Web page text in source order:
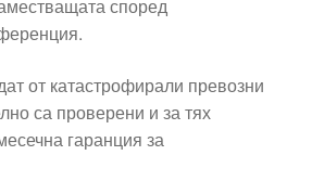
според
от катастрофирали превозни
са проверени и за тях
гаранция за